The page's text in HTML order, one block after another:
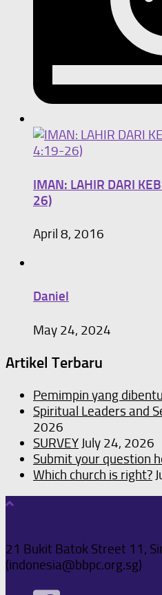
IMAN: LAHIR DARI
26)
April 8, 2016
Daniel
May 24, 2024
Artikel Terbaru
Pemimpin yang
Spiritual Leaders and
2026
SURVEY July 24, 2026
Submit your question
Which church is right?
21 Bukit Batok Street 11,
(indonesia@bbpc.org.sg)